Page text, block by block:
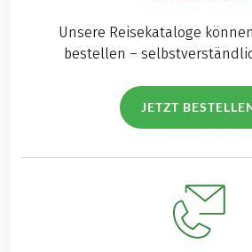
Unsere Reisekataloge
bestellen –
JETZT